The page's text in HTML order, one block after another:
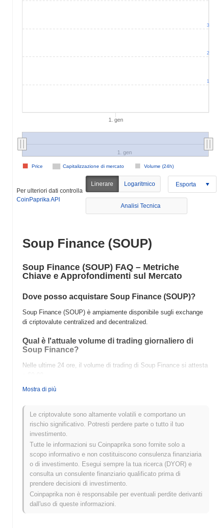
1. gen
Capitalizzazione di mercato Volume (24h)
Price
1. gen
1
2
3
Per ulteriori dati controlla
CoinPaprika API
Linerare Logaritmico Esporta
Analisi Tecnica
Soup Finance (SOUP)
Soup Finance (SOUP) FAQ – Metriche
Chiave e Approfondimenti sul Mercato
Dove posso acquistare Soup Finance (SOUP)?
Soup Finance (SOUP) è ampiamente disponibile sugli exchange
di criptovalute centralized and decentralized.
Qual è l'attuale volume di trading giornaliero di
Soup Finance?
Nelle ultime 24 ore, il volume di trading di Soup Finance si attesta
Qual è lo storico della fascia di prezzo di Soup
Massimo Storico (ATH):$0.00
Minimo Storico (ATL): $0.00
Soup Finance è attualmente scambiato~0.00% al di sotto del suo
ATH .
Come si sta comportando Soup Finance rispetto
al mercato crypto più ampio?
Negli ultimi 7 giorni, Soup Finance ha guadagnato
sottoperformando il mercato crypto complessivo che ha registrato
Mostra di più
Le criptovalute sono altamente volatili e comportano un
rischio significativo. Potresti perdere parte o tutto il tuo
investimento.
Tutte le informazioni su Coinpaprika sono fornite solo a
scopo informativo e non costituiscono consulenza finanziaria
o di investimento. Esegui sempre la tua ricerca (DYOR) e
consulta un consulente finanziario qualificato prima di
prendere decisioni di investimento.
Coinpaprika non è responsabile per eventuali perdite derivanti
dall'uso di queste informazioni.